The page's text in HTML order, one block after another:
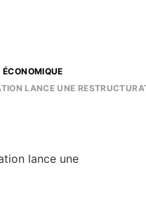
ÉCONOMIQUE
LANCE UNE
lance une